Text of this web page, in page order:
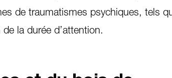
de traumatismes psychiques, tels
la durée d’attention.